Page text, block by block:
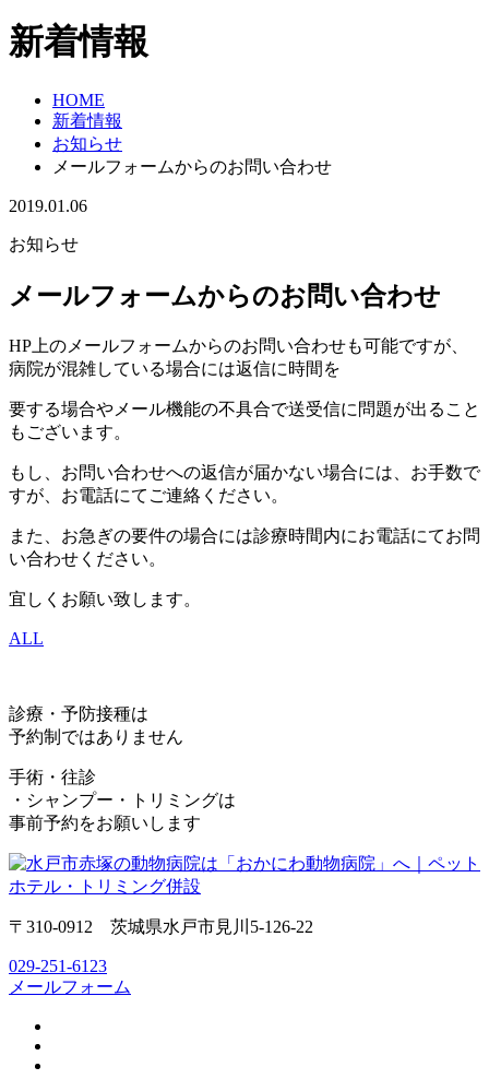
新着情報
HOME
新着情報
お知らせ
メールフォームからのお問い合わせ
2019.01.06
お知らせ
メールフォームからのお問い合わせ
HP上のメールフォームからのお問い合わせも可能ですが、
病院が混雑している場合には返信に時間を
要する場合やメール機能の不具合で送受信に問題が出ること
もございます。
もし、お問い合わせへの返信が届かない場合には、お手数で
すが、お電話にてご連絡ください。
また、お急ぎの要件の場合には診療時間内にお電話にてお問
い合わせください。
宜しくお願い致します。
ALL
診療・予防接種は
予約制ではありません
手術・往診
・シャンプー・トリミングは
事前予約をお願いします
〒310-0912 茨城県水戸市見川5-126-22
029-251-6123
メールフォーム